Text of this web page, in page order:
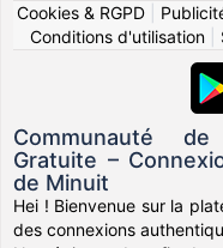
Cookies & RGPD
Conditions d'utilisation|
Communauté
Gratuite –
de Minuit
Hei ! Bienvenue sur la
des connexions